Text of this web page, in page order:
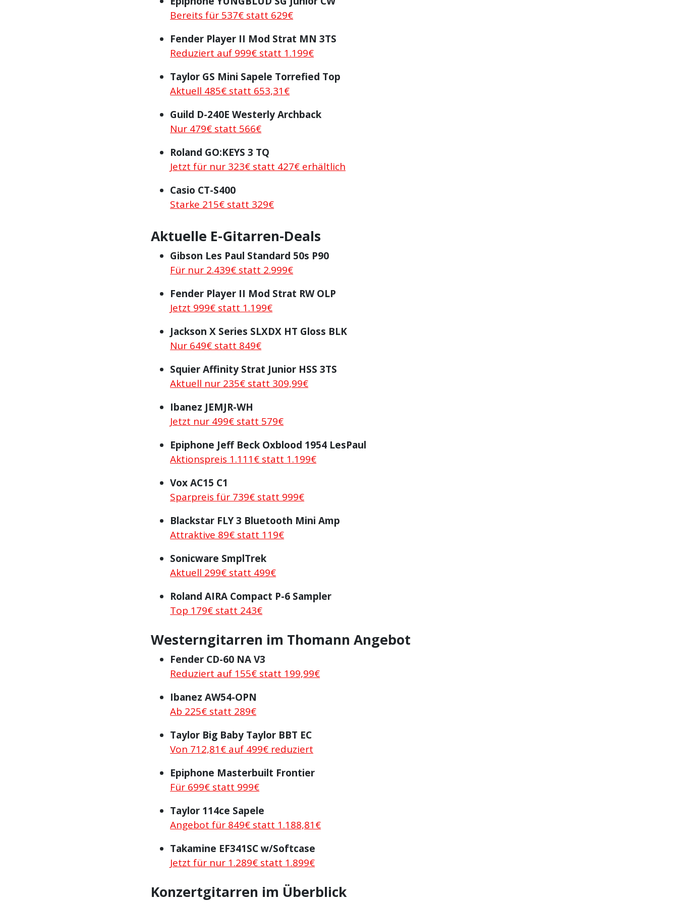
Bereits für 537€ statt 629€
Fender Player II Mod Strat MN 3TS
Reduziert auf 999€ statt 1.199€
Taylor GS Mini Sapele Torrefied Top
Aktuell 485€ statt 653,31€
Guild D-240E Westerly Archback
Nur 479€ statt 566€
Roland GO:KEYS 3 TQ
Jetzt für nur 323€ statt 427€ erhältlich
Casio CT-S400
Starke 215€ statt 329€
Aktuelle E-Gitarren-Deals
Gibson Les Paul Standard 50s P90
Für nur 2.439€ statt 2.999€
Fender Player II Mod Strat RW OLP
Jetzt 999€ statt 1.199€
Jackson X Series SLXDX HT Gloss BLK
Nur 649€ statt 849€
Squier Affinity Strat Junior HSS 3TS
Aktuell nur 235€ statt 309,99€
Ibanez JEMJR-WH
Jetzt nur 499€ statt 579€
Epiphone Jeff Beck Oxblood 1954 LesPaul
Aktionspreis 1.111€ statt 1.199€
Vox AC15 C1
Sparpreis für 739€ statt 999€
Blackstar FLY 3 Bluetooth Mini Amp
Attraktive 89€ statt 119€
Sonicware SmplTrek
Aktuell 299€ statt 499€
Roland AIRA Compact P-6 Sampler
Top 179€ statt 243€
Westerngitarren im Thomann Angebot
Fender CD-60 NA V3
Reduziert auf 155€ statt 199,99€
Ibanez AW54-OPN
Ab 225€ statt 289€
Taylor Big Baby Taylor BBT EC
Von 712,81€ auf 499€ reduziert
Epiphone Masterbuilt Frontier
Für 699€ statt 999€
Taylor 114ce Sapele
Angebot für 849€ statt 1.188,81€
Takamine EF341SC w/Softcase
Jetzt für nur 1.289€ statt 1.899€
Konzertgitarren im Überblick